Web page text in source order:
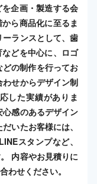
企画・製造する会
ら商品化に至るま
ランスとして、歯
どを中心に、ロゴ
の制作を行ってお
わせからデザイン制
した実績がありま
感のあるデザイン
いたお客様には、
スタンプなど、
内容やお見積りに
わせください。